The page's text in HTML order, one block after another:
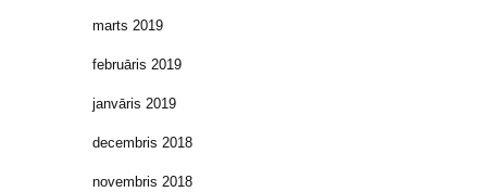
marts 2019
februāris 2019
janvāris 2019
decembris 2018
novembris 2018